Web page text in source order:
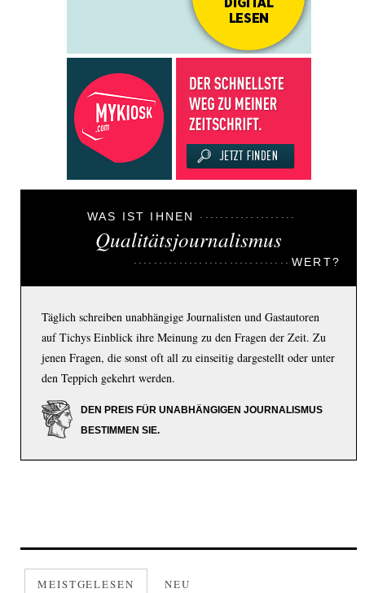
WAS IST IHNEN
Qualitätsjournalismus
WERT?
Täglich schreiben unabhängige Journalisten und Gastautoren
auf Tichys Einblick ihre Meinung zu den Fragen der Zeit. Zu
jenen Fragen, die sonst oft all zu einseitig dargestellt oder unter
den Teppich gekehrt werden.
DEN PREIS FÜR UNABHÄNGIGEN JOURNALISMUS
BESTIMMEN SIE.
MEISTGELESEN NEU